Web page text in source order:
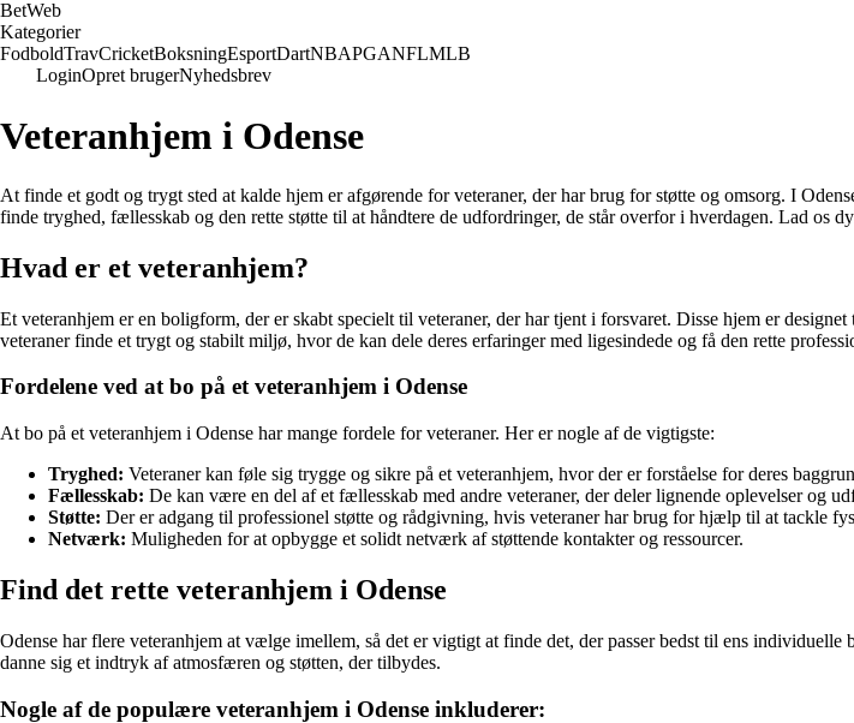
BetWeb
Kategorier
FodboldTravCricketBoksningEsportDartNBAPGANFLMLB
LoginOpret brugerNyhedsbrev
Veteranhjem i Odense
At finde et godt og trygt sted at kalde hjem er afgørende for veteraner, der har brug for støtte og omsorg. I
finde tryghed, fællesskab og den rette støtte til at håndtere de udfordringer, de står overfor i hverdagen. Lad os
Hvad er et veteranhjem?
Et veteranhjem er en boligform, der er skabt specielt til veteraner, der har tjent i forsvaret. Disse hjem er
veteraner finde et trygt og stabilt miljø, hvor de kan dele deres erfaringer med ligesindede og få den rette
Fordelene ved at bo på et veteranhjem i Odense
At bo på et veteranhjem i Odense har mange fordele for veteraner. Her er nogle af de vigtigste:
Tryghed: Veteraner kan føle sig trygge og sikre på et veteranhjem, hvor der er forståelse for deres
Fællesskab: De kan være en del af et fællesskab med andre veteraner, der deler lignende oplevelser og
Støtte: Der er adgang til professionel støtte og rådgivning, hvis veteraner har brug for hjælp til at tackle
Netværk: Muligheden for at opbygge et solidt netværk af støttende kontakter og ressourcer.
Find det rette veteranhjem i Odense
Odense har flere veteranhjem at vælge imellem, så det er vigtigt at finde det, der passer bedst til ens
danne sig et indtryk af atmosfæren og støtten, der tilbydes.
Nogle af de populære veteranhjem i Odense inkluderer: